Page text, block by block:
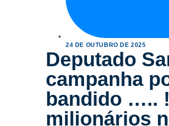
24 DE OUTUBRO DE 2025
Deputado
campanha
bandido …..
milionários